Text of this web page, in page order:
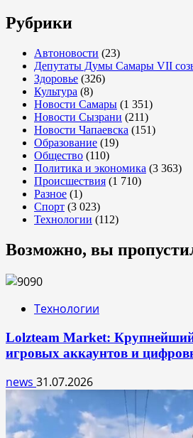
Рубрики
Автоновости (23)
Депутаты Думы Самары VII
Здоровье (326)
Культура (8)
Новости Самары (1 351)
Новости Сызрани (211)
Новости Чапаевска (151)
Образование (19)
Общество (110)
Политика и экономика (3 363)
Происшествия (1 710)
Разное (1)
Спорт (3 023)
Технологии (112)
Возможно, вы
Технологии
Lolzteam Market:
игровых аккаунтов и
news 31.07.2026